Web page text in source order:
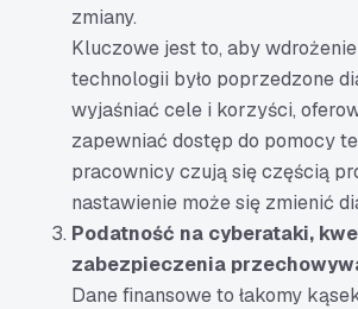
zmiany.
Kluczowe jest to, aby
technologii było poprzedzone
wyjaśniać cele i korzyści,
zapewniać dostęp do pomocy
pracownicy czują się częścią
nastawienie może się zmienić
Podatność na cyberataki,
zabezpieczenia
Dane finansowe to łakomy